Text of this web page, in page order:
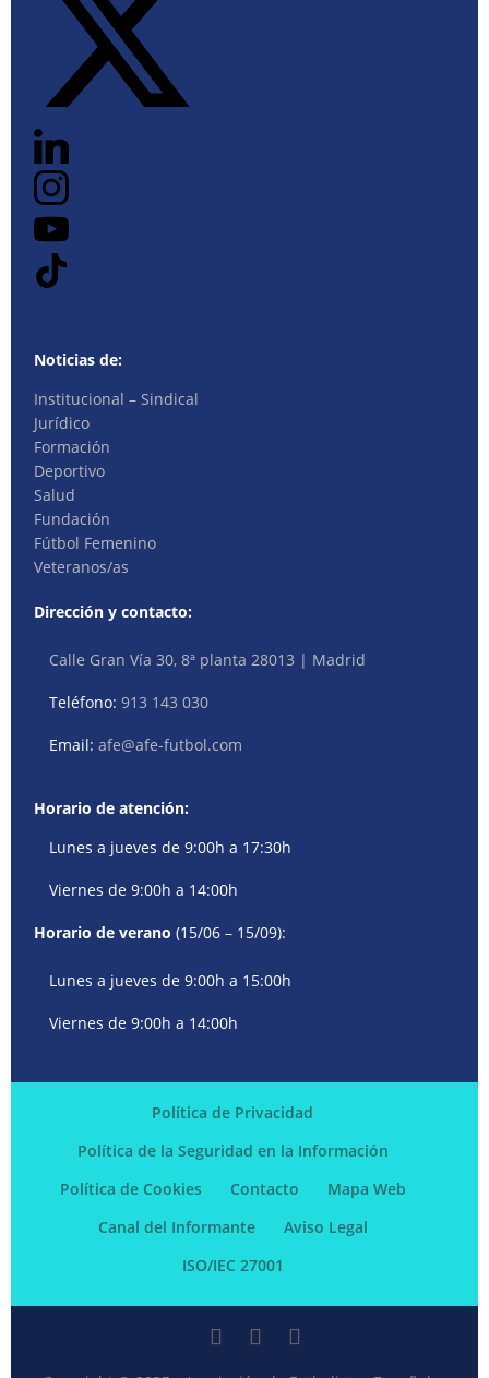
Noticias de:
Institucional – Sindical
Jurídico
Formación
Deportivo
Salud
Fundación
Fútbol Femenino
Veteranos/as
Dirección y contacto:
Calle Gran Vía 30, 8ª planta 28013 | Madrid
Teléfono:913 143 030
Email:afe@afe-futbol.com
Horario de atención:
Lunes a jueves de 9:00h a 17:30h
Viernes de 9:00h a 14:00h
Horario de verano (15/06 – 15/09):
Lunes a jueves de 9:00h a 15:00h
Viernes de 9:00h a 14:00h
Política de Privacidad
Política de la Seguridad en la Información
Política de Cookies
Contacto
Mapa Web
Canal del Informante
Aviso Legal
ISO/IEC 27001